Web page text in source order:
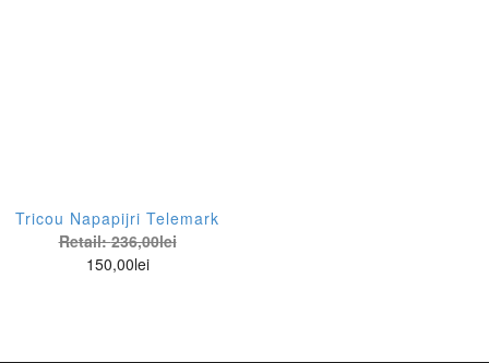
Tricou Napapijri Telemark
Retail:236,00lei
150,00lei